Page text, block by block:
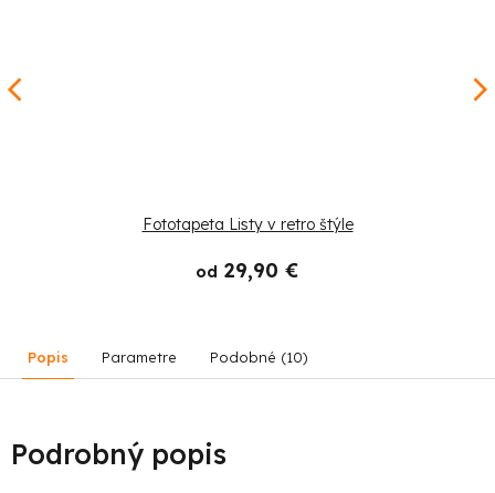
Fototapeta Listy v retro štýle
od 29,90 €
Popis Parametre Podobné (10)
Podrobný popis